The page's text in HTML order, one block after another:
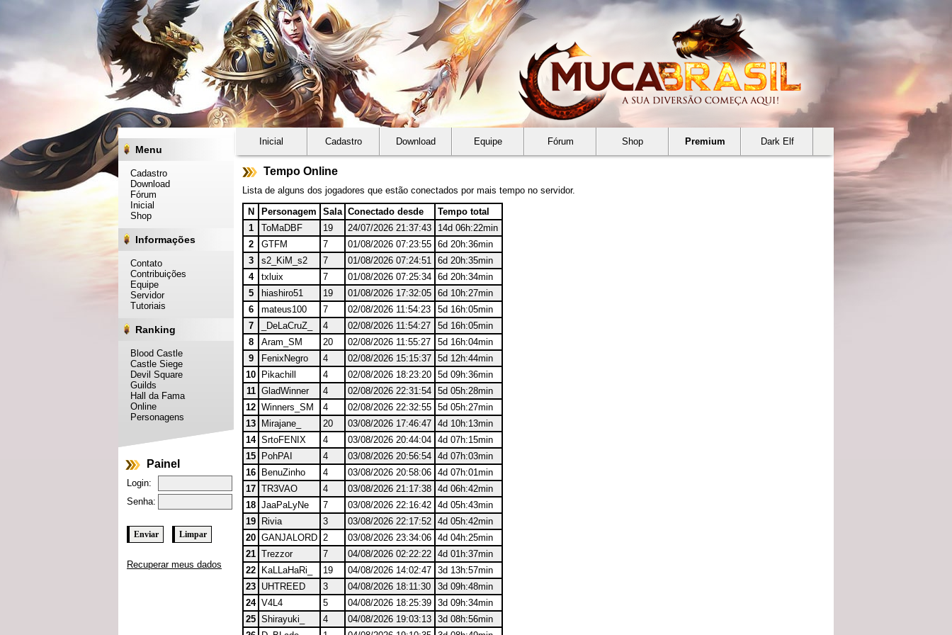
Menu
Cadastro
Download
Fórum
Inicial
Shop
Informações
Contato
Contribuições
Equipe
Servidor
Tutoriais
Ranking
Blood Castle
Castle Siege
Devil Square
Guilds
Hall da Fama
Online
Personagens
Inicial Cadastro Download Equipe Fórum Shop Premium Dark Elf
Tempo Online
Lista de alguns dos jogadores que estão conectados por mais tempo no servidor.
N
Personagem Sala Conectado desde
Tempo total
1
ToMaDBF 19 24/07/2026 21:37:43
14d 06h:22min
2
GTFM 7 01/08/2026 07:23:55 6d 20h:36min
3
s2_KiM_s2 7 01/08/2026 07:24:51 6d 20h:35min
4
txluix 7 01/08/2026 07:25:34 6d 20h:34min
5
hiashiro51 19 01/08/2026 17:32:05 6d 10h:27min
6
mateus100 7 02/08/2026 11:54:23
5d 16h:05min
7
_DeLaCruZ_ 4 02/08/2026 11:54:27
5d 16h:05min
8
Aram_SM 20 02/08/2026 11:55:27
5d 16h:04min
9
FenixNegro 4 02/08/2026 15:15:37 5d 12h:44min
10
Pikachill 4 02/08/2026 18:23:20 5d 09h:36min
11 GladWinner 4 02/08/2026 22:31:54 5d 05h:28min
12 Winners_SM 4 02/08/2026 22:32:55 5d 05h:27min
13
Mirajane_ 20 03/08/2026 17:46:47 4d 10h:13min
14 SrtoFENIX 4 03/08/2026 20:44:04 4d 07h:15min
15
PohPAI 4 03/08/2026 20:56:54 4d 07h:03min
16
BenuZinho 4 03/08/2026 20:58:06 4d 07h:01min
17 TR3VAO 4 03/08/2026 21:17:38 4d 06h:42min
18 JaaPaLyNe 7 03/08/2026 22:16:42 4d 05h:43min
19
Rivia 3 03/08/2026 22:17:52 4d 05h:42min
20 GANJALORD 2 03/08/2026 23:34:06 4d 04h:25min
21 Trezzor 7 04/08/2026 02:22:22 4d 01h:37min
22
KaLLaHaRi_ 19 04/08/2026 14:02:47 3d 13h:57min
23 UHTREED 3 04/08/2026 18:11:30
3d 09h:48min
24 V4L4 5 04/08/2026 18:25:39 3d 09h:34min
25 Shirayuki_ 4 04/08/2026 19:03:13 3d 08h:56min
Painel
Login:
Senha:
Recuperar meus dados